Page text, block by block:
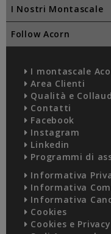
I Nostri Montascale
Follow Acorn
I montascale
Area Clienti
Qualità e
Contatti
Facebook
Instagram
Linkedin
Programmi di
Informativa
Informativa
Informativa
Cookies
Cookies e